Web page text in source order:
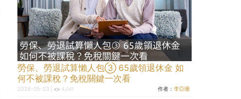
勞保、勞退試算懶人包③ 65歲領退休金 如
何不被課稅？免稅關鍵一次看
2026-05-23 | 4,041 作者：李亞珊